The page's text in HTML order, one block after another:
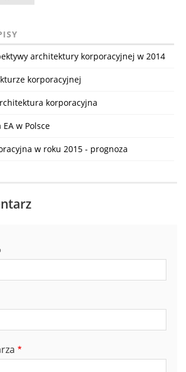
architektury korporacyjnej w 2014
korporacyjnej
korporacyjna
w Polsce
w roku 2015 - prognoza